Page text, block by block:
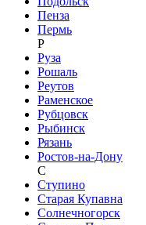
Пенза
Пермь
Р
Руза
Рошаль
Реутов
Раменское
Рубцовск
Рыбинск
Рязань
Ростов-на-Дону
С
Ступино
Старая Купавна
Солнечногорск